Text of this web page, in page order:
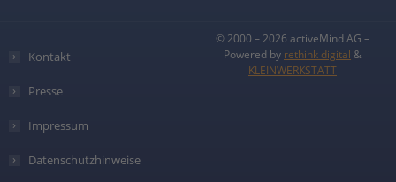
Kontakt
Presse
Impressum
Datenschutzhinweise
© 2000 – 2026 activeMind AG –
Powered by rethink digital &
KLEINWERKSTATT